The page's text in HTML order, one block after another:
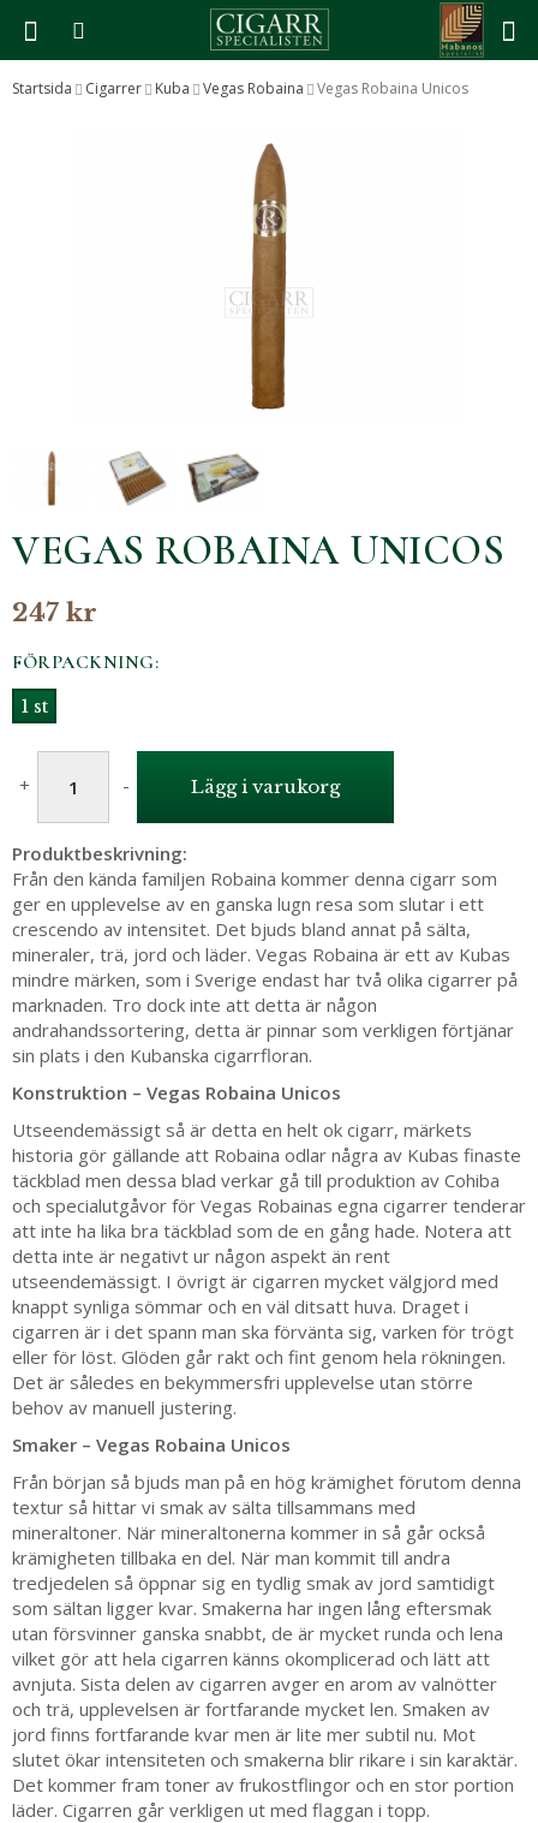
Startsida Cigarrer Kuba Vegas Robaina Vegas Robaina Unicos
VEGAS ROBAINA UNICOS
247 kr
FÖRPACKNING:
1 st
+ - Lägg i varukorg
Produktbeskrivning:
Från den kända familjen Robaina kommer denna cigarr som
ger en upplevelse av en ganska lugn resa som slutar i ett
crescendo av intensitet. Det bjuds bland annat på sälta,
mineraler, trä, jord och läder. Vegas Robaina är ett av Kubas
mindre märken, som i Sverige endast har två olika cigarrer på
marknaden. Tro dock inte att detta är någon
andrahandssortering, detta är pinnar som verkligen förtjänar
sin plats i den Kubanska cigarrfloran.
Konstruktion – Vegas Robaina Unicos
Utseendemässigt så är detta en helt ok cigarr, märkets
historia gör gällande att Robaina odlar några av Kubas finaste
täckblad men dessa blad verkar gå till produktion av Cohiba
och specialutgåvor för Vegas Robainas egna cigarrer tenderar
att inte ha lika bra täckblad som de en gång hade. Notera att
detta inte är negativt ur någon aspekt än rent
utseendemässigt. I övrigt är cigarren mycket välgjord med
knappt synliga sömmar och en väl ditsatt huva. Draget i
cigarren är i det spann man ska förvänta sig, varken för trögt
eller för löst. Glöden går rakt och fint genom hela rökningen.
Det är således en bekymmersfri upplevelse utan större
behov av manuell justering.
Smaker – Vegas Robaina Unicos
Från början så bjuds man på en hög krämighet förutom denna
textur så hittar vi smak av sälta tillsammans med
mineraltoner. När mineraltonerna kommer in så går också
krämigheten tillbaka en del. När man kommit till andra
tredjedelen så öppnar sig en tydlig smak av jord samtidigt
som sältan ligger kvar. Smakerna har ingen lång eftersmak
utan försvinner ganska snabbt, de är mycket runda och lena
vilket gör att hela cigarren känns okomplicerad och lätt att
avnjuta. Sista delen av cigarren avger en arom av valnötter
och trä, upplevelsen är fortfarande mycket len. Smaken av
jord finns fortfarande kvar men är lite mer subtil nu. Mot
slutet ökar intensiteten och smakerna blir rikare i sin karaktär.
Det kommer fram toner av frukostflingor och en stor portion
läder. Cigarren går verkligen ut med flaggan i topp.